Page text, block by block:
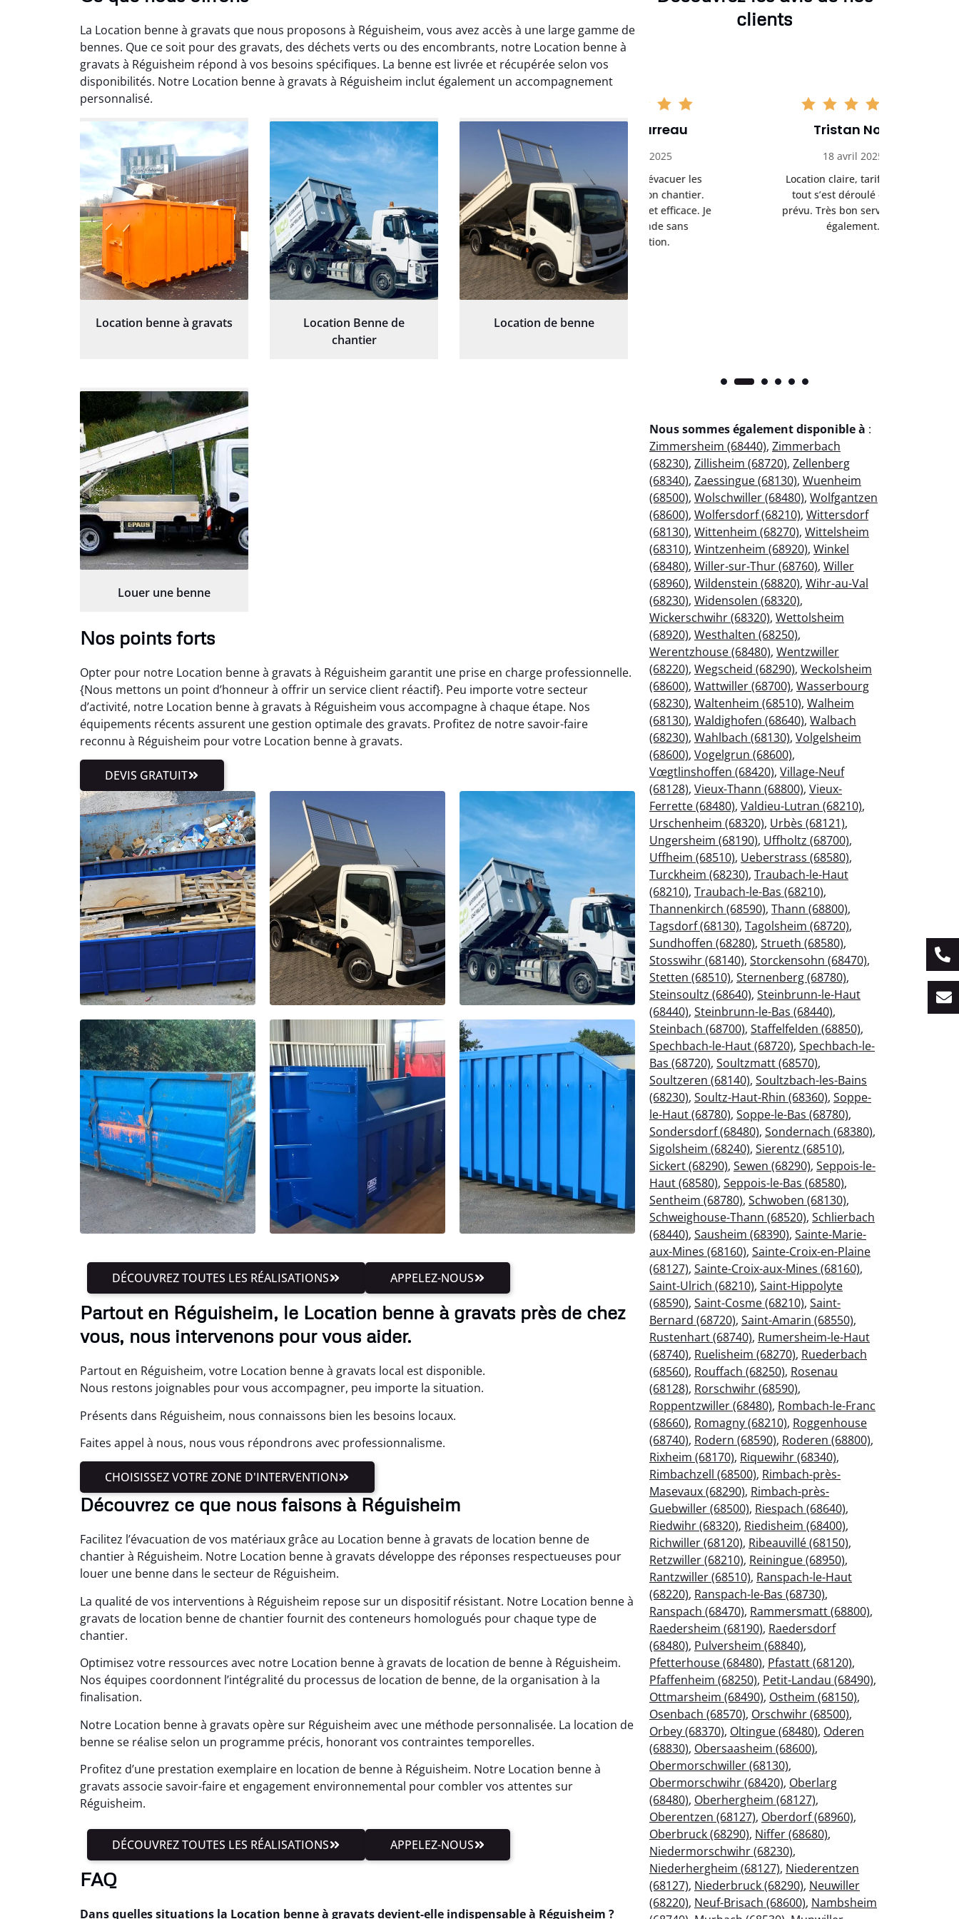
La Location benne à gravats que nous proposons à Réguisheim, vous avez accès à une large gamme de
bennes. Que ce soit pour des gravats, des déchets verts ou des encombrants, notre Location benne à
gravats à Réguisheim répond à vos besoins spécifiques. La benne est livrée et récupérée selon vos
disponibilités. Notre Location benne à gravats à Réguisheim inclut également un accompagnement
personnalisé.
Location benne à gravats
Location Benne de
chantier
Location de benne
Louer une benne
Nos points forts
Opter pour notre Location benne à gravats à Réguisheim garantit une prise en charge professionnelle.
{Nous mettons un point d’honneur à offrir un service client réactif}. Peu importe votre secteur
d’activité, notre Location benne à gravats à Réguisheim vous accompagne à chaque étape. Nos
équipements récents assurent une gestion optimale des gravats. Profitez de notre savoir-faire
reconnu à Réguisheim pour votre Location benne à gravats.
DEVIS GRATUIT
DÉCOUVREZ TOUTES LES RÉALISATIONS APPELEZ-NOUS
Partout en Réguisheim, le Location benne à gravats près de chez
vous, nous intervenons pour vous aider.
Partout en Réguisheim, votre Location benne à gravats local est disponible.
Nous restons joignables pour vous accompagner, peu importe la situation.
Présents dans Réguisheim, nous connaissons bien les besoins locaux.
Faites appel à nous, nous vous répondrons avec professionnalisme.
CHOISISSEZ VOTRE ZONE D'INTERVENTION
Découvrez ce que nous faisons à Réguisheim
Facilitez l’évacuation de vos matériaux grâce au Location benne à gravats de location benne de
chantier à Réguisheim. Notre Location benne à gravats développe des réponses respectueuses pour
louer une benne dans le secteur de Réguisheim.
La qualité de vos interventions à Réguisheim repose sur un dispositif résistant. Notre Location benne à
gravats de location benne de chantier fournit des conteneurs homologués pour chaque type de
chantier.
Optimisez votre ressources avec notre Location benne à gravats de location de benne à Réguisheim.
Nos équipes coordonnent l’intégralité du processus de location de benne, de la organisation à la
finalisation.
Notre Location benne à gravats opère sur Réguisheim avec une méthode personnalisée. La location de
benne se réalise selon un programme précis, honorant vos contraintes temporelles.
Profitez d’une prestation exemplaire en location de benne à Réguisheim. Notre Location benne à
gravats associe savoir-faire et engagement environnemental pour combler vos attentes sur
Réguisheim.
DÉCOUVREZ TOUTES LES RÉALISATIONS APPELEZ-NOUS
FAQ
Dans quelles situations la Location benne à gravats devient-elle indispensable à Réguisheim ?
clients
Aurélie Bonnet
21 juin 2024
Le service de terrassement
jardin à Var était
exceptionnel. L'équipe a
travaillé de manière efficace
et professionnelle, laissant
notre jardin impeccable et
prêt pour notre nouveau
projet d'aménagement
6 avril 2025
Parfait pour évacuer les
gravats de mon chantier.
Service rapide et efficace. Je
recommande sans
hésitation.
Location claire, tarifs justes,
tout s’est déroulé comme
prévu. Très bon service client
Nous sommes également disponible à :
Zimmersheim (68440), Zimmerbach
(68230), Zillisheim (68720), Zellenberg
(68340), Zaessingue (68130), Wuenheim
(68500), Wolschwiller (68480), Wolfgantzen
(68600), Wolfersdorf (68210), Wittersdorf
(68130), Wittenheim (68270), Wittelsheim
(68310), Wintzenheim (68920), Winkel
(68480), Willer-sur-Thur (68760), Willer
(68960), Wildenstein (68820), Wihr-au-Val
(68230), Widensolen (68320),
Wickerschwihr (68320), Wettolsheim
(68920), Westhalten (68250),
Werentzhouse (68480), Wentzwiller
(68220), Wegscheid (68290), Weckolsheim
(68600), Wattwiller (68700), Wasserbourg
(68230), Waltenheim (68510), Walheim
(68130), Waldighofen (68640), Walbach
(68230), Wahlbach (68130), Volgelsheim
(68600), Vogelgrun (68600),
Vœgtlinshoffen (68420), Village-Neuf
(68128), Vieux-Thann (68800), Vieux-
Ferrette (68480), Valdieu-Lutran (68210),
Urschenheim (68320), Urbès (68121),
Ungersheim (68190), Uffholtz (68700),
Uffheim (68510), Ueberstrass (68580),
Turckheim (68230), Traubach-le-Haut
(68210), Traubach-le-Bas (68210),
Thannenkirch (68590), Thann (68800),
Tagsdorf (68130), Tagolsheim (68720),
Sundhoffen (68280), Strueth (68580),
Stosswihr (68140), Storckensohn (68470),
Stetten (68510), Sternenberg (68780),
Steinsoultz (68640), Steinbrunn-le-Haut
(68440), Steinbrunn-le-Bas (68440),
Steinbach (68700), Staffelfelden (68850),
Spechbach-le-Haut (68720), Spechbach-le-
Bas (68720), Soultzmatt (68570),
Soultzeren (68140), Soultzbach-les-Bains
(68230), Soultz-Haut-Rhin (68360), Soppe-
le-Haut (68780), Soppe-le-Bas (68780),
Sondersdorf (68480), Sondernach (68380),
Sigolsheim (68240), Sierentz (68510),
Sickert (68290), Sewen (68290), Seppois-le-
Haut (68580), Seppois-le-Bas (68580),
Sentheim (68780), Schwoben (68130),
Schweighouse-Thann (68520), Schlierbach
(68440), Sausheim (68390), Sainte-Marie-
aux-Mines (68160), Sainte-Croix-en-Plaine
(68127), Sainte-Croix-aux-Mines (68160),
Saint-Ulrich (68210), Saint-Hippolyte
(68590), Saint-Cosme (68210), Saint-
Bernard (68720), Saint-Amarin (68550),
Rustenhart (68740), Rumersheim-le-Haut
(68740), Ruelisheim (68270), Ruederbach
(68560), Rouffach (68250), Rosenau
(68128), Rorschwihr (68590),
Roppentzwiller (68480), Rombach-le-Franc
(68660), Romagny (68210), Roggenhouse
(68740), Rodern (68590), Roderen (68800),
Rixheim (68170), Riquewihr (68340),
Rimbachzell (68500), Rimbach-près-
Masevaux (68290), Rimbach-près-
Guebwiller (68500), Riespach (68640),
Riedwihr (68320), Riedisheim (68400),
Richwiller (68120), Ribeauvillé (68150),
Retzwiller (68210), Reiningue (68950),
Rantzwiller (68510), Ranspach-le-Haut
(68220), Ranspach-le-Bas (68730),
Ranspach (68470), Rammersmatt (68800),
Raedersheim (68190), Raedersdorf
(68480), Pulversheim (68840),
Pfetterhouse (68480), Pfastatt (68120),
Pfaffenheim (68250), Petit-Landau (68490),
Ottmarsheim (68490), Ostheim (68150),
Osenbach (68570), Orschwihr (68500),
Orbey (68370), Oltingue (68480), Oderen
(68830), Obersaasheim (68600),
Obermorschwiller (68130),
Obermorschwihr (68420), Oberlarg
(68480), Oberhergheim (68127),
Oberentzen (68127), Oberdorf (68960),
Oberbruck (68290), Niffer (68680),
Niedermorschwihr (68230),
Niederhergheim (68127), Niederentzen
(68127), Niederbruck (68290), Neuwiller
(68220), Neuf-Brisach (68600), Nambsheim